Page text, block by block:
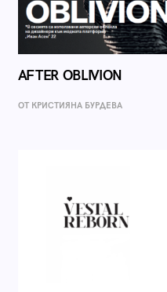
AFTER OBLIVION
ОТ КРИСТИЯНА БУРДЕВА